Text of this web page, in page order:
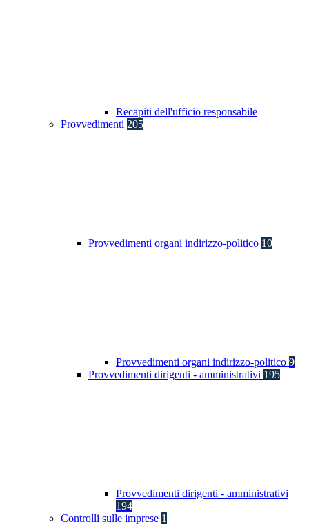
Recapiti dell'ufficio responsabile
Provvedimenti 205
Provvedimenti organi indirizzo-politico 10
Provvedimenti organi indirizzo-politico 9
Provvedimenti dirigenti - amministrativi 195
Provvedimenti dirigenti - amministrativi
194
Controlli sulle imprese 1